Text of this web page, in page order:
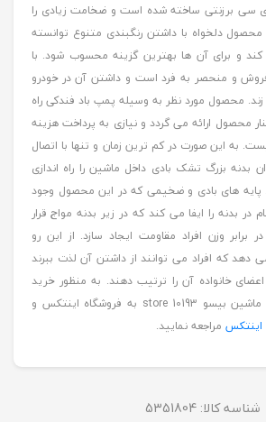
برزنتی ساخته شده است و ضخامت زیادی را
دلخواه با داشتن رنگبندی متنوع توانسته
و برای آن ها بهترین گزینه محسوب شود. با
و منحصر به فرد است و داشتن آن در خودرو
محصول مورد نظر به وسیله پمپ باد فندکی راه
محصول ارائه می گردد و نیازی به پرداخت هزینه
به این صورت در کم ترین زمان و تنها با اتصال
بدنه بزرگ تشک بادی داخل ماشین را راه اندازی
پایه های بادی و ضخیمی که در این محصول وجود
در بدنه را ایفا می کند که در زیر بدنه مواج قرار
وزن افراد مقاومت ایجاد سازد. از این رو
که افراد می توانند از داشتن آن لذت ببرند
خانواده آن را ترتیب دهند. به منظور خرید
آسان تشک بادی داخل ماشین بیسو store 10193 به فروشگاه اینتکس و
اینتکس مراجعه نمایید.
شناسه کالا:5351804